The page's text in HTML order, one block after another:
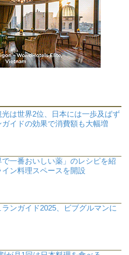
光は世界2位、日本には一歩及ばず
ガイドの効果で消費額も大幅増
で一番おいしい薬」のレシピを紹
ン料理スペースを開設
ンガイド2025、ビブグルマンに